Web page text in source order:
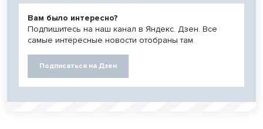
Вам было интересно?
Подпишитесь на наш канал в Яндекс. Дзен. Все
самые интересные новости отобраны там.
Подписаться на Дзен